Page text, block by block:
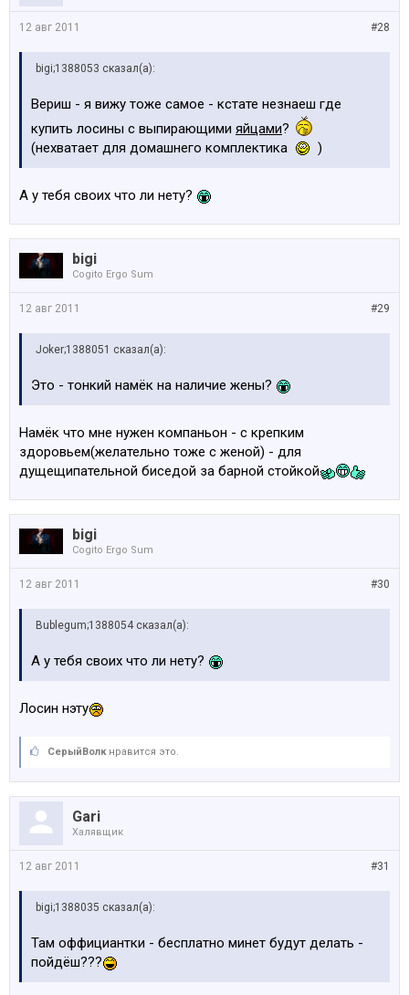
#28
12 авг 2011
bigi;1388053 сказал(а):
Вериш - я вижу тоже самое - кстате незнаеш где
купить лосины с выпирающими яйцами?
(нехватает для домашнего комплектика
)
А у тебя своих что ли нету?
bigi
Cogito Ergo Sum
#29
12 авг 2011
Joker;1388051 сказал(а):
Это - тонкий намёк на наличие жены?
Намёк что мне нужен компаньон - с крепким
здоровьем(желательно тоже с женой) - для
дущещипательной биседой за барной стойкой
bigi
Cogito Ergo Sum
#30
12 авг 2011
Bublegum;1388054 сказал(а):
А у тебя своих что ли нету?
Лосин нэту
СерыйВолкнравится это.
Gari
Халявщик
#31
12 авг 2011
bigi;1388035 сказал(а):
Там оффициантки - бесплатно минет будут делать -
пойдёш???